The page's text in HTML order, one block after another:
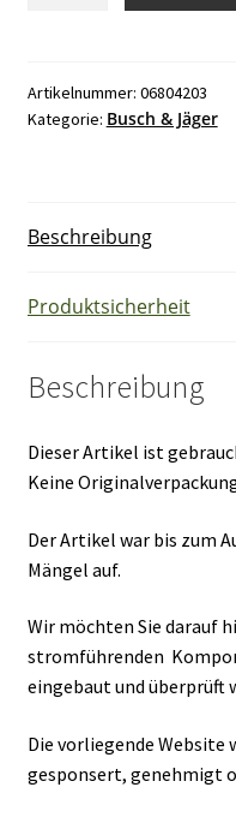
21
polarweiß
Artikelnummer: 06804203
Kategorie: Busch & Jäger
Beschreibung
Produktsicherheit
Beschreibung
Dieser Artikel ist
Keine
Der Artikel war bis zum
Mängel auf.
Wir möchten Sie darauf
stromführenden
eingebaut und überprüft
Die vorliegende Website
gesponsert, genehmigt